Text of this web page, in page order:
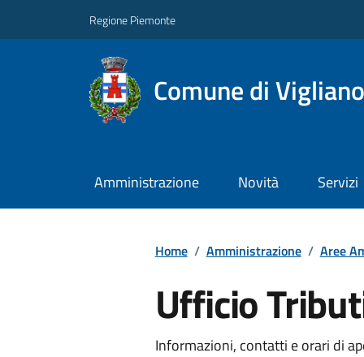
Regione Piemonte
Comune di
Amministrazione Novità Servizi
Home / Amministrazione / Aree
Ufficio
Informazioni, contatti e orari di